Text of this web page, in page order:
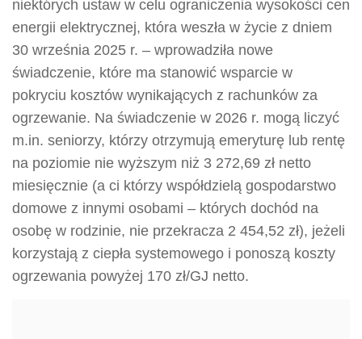
niektórych ustaw w celu ograniczenia wysokości cen
energii elektrycznej, która weszła w życie z dniem
30 września 2025 r. – wprowadziła nowe
świadczenie, które ma stanowić wsparcie w
pokryciu kosztów wynikających z rachunków za
ogrzewanie. Na świadczenie w 2026 r. mogą liczyć
m.in. seniorzy, którzy otrzymują emeryturę lub rentę
na poziomie nie wyższym niż 3 272,69 zł netto
miesięcznie (a ci którzy współdzielą gospodarstwo
domowe z innymi osobami – których dochód na
osobę w rodzinie, nie przekracza 2 454,52 zł), jeżeli
korzystają z ciepła systemowego i ponoszą koszty
ogrzewania powyżej 170 zł/GJ netto.